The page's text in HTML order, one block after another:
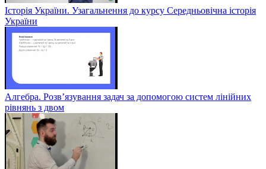
Історія України. Узагальнення до курсу Середньовічна історія
України
Алгебра. Розв’язування задач за допомогою систем лінійних
рівнянь з двом